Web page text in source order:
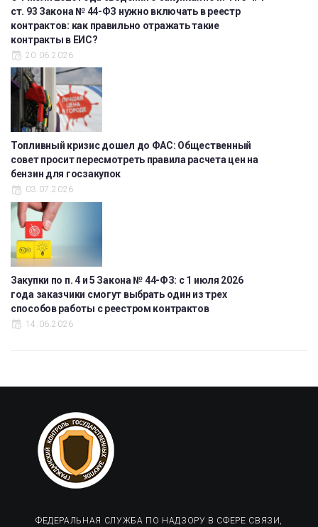
ст. 93 Закона № 44-ФЗ нужно включать в реестр
контрактов: как правильно отражать такие
контракты в ЕИС?
20.06.2026
Топливный кризис дошел до ФАС: Общественный
совет просит пересмотреть правила расчета цен на
бензин для госзакупок
03.07.2026
Закупки по п. 4 и 5 Закона № 44-ФЗ: с 1 июля 2026
года заказчики смогут выбрать один из трех
способов работы с реестром контрактов
14.06.2026
ФЕДЕРАЛЬНАЯ СЛУЖБА ПО НАДЗОРУ В СФЕРЕ СВЯЗИ,